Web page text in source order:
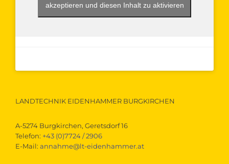
akzeptieren und diesen Inhalt zu aktivieren
LANDTECHNIK EIDENHAMMER BURGKIRCHEN
A-5274 Burgkirchen, Geretsdorf 16
Telefon: +43 (0)7724 / 2906
E-Mail: annahme@lt-eidenhammer.at